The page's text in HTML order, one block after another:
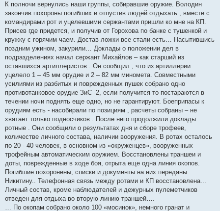
К полночи вернулись наши группы, собиравшие оружие. Володин
закончив похороны погибших и отпустив людей отдыхать , вместе с
командирами рот и уцелевшими сержантами пришли ко мне на КП.
Присев где придется, и получив от Горохова по банке с тушенкой и
кружку с горячим чаем. Достав ложки все стали есть… Насытившись
поздним ужином, закурили… Доклады о положении дел в
подразделениях начал сержант Михайлов – как старший из
оставшихся артиллеристов . Он сообщил , что из артиллерии
уцелело 1 – 45 мм орудие и 2 – 82 мм миномета. Совместными
усилиями из разбитых и поврежденных пушек собрано одно
противотанковое орудие ЗиС -2, если получится то постараются в
течении ночи поднять еще одно, но не гарантируют. Боеприпасы к
орудиям есть - насобирали по позициям , расчеты собраны – не
хватает только подносчиков . После него продолжили доклады
ротные . Они сообщили о результатах дня и сборе трофеев,
количестве личного состава, наличии вооружения. В ротах осталось
по 20 - 40 человек, в основном из «окруженцев», вооруженных
трофейным автоматическим оружием. Восстановлены траншеи и
доты, поврежденные в ходе боя, отрыта еще одна линия окопов.
Погибшие похоронены, списки и документы на них переданы
Никитину.. Телефонная связь между ротами и КП восстановлена...
Личный состав, кроме наблюдателей и дежурных пулеметчиков
отведен для отдыха во вторую линию траншей….
… По окопам собрано около 100 «мосинок», немного гранат и